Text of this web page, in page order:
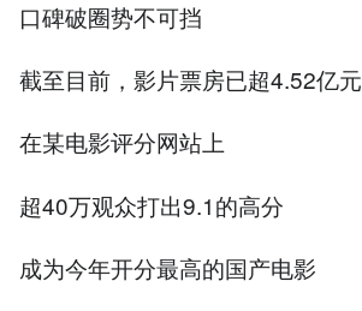
口碑破圈势不可挡
截至目前，影片票房已超4.52亿元
在某电影评分网站上
超40万观众打出9.1的高分
成为今年开分最高的国产电影